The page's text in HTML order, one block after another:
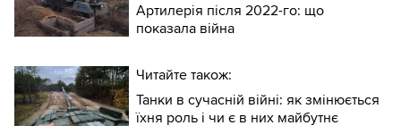
Артилерія після 2022-го: що
показала війна
Читайте також:
Танки в сучасній війні: як змінюється
їхня роль і чи є в них майбутнє